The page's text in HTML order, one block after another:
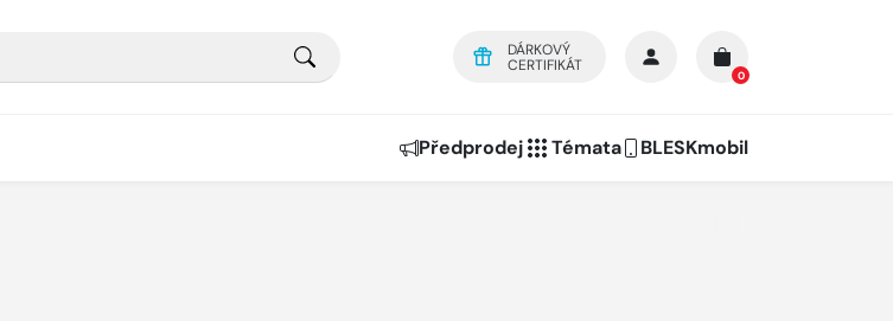
DÁRKOVÝ
CERTIFIKÁT
0
Předprodej Témata BLESKmobil